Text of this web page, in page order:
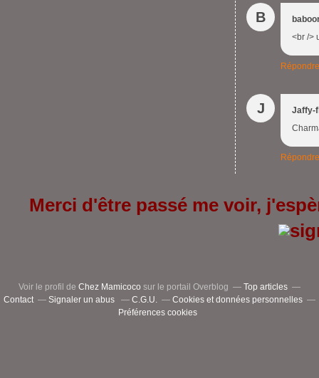
B
<br />
Répondre
J
Jaffy-
Répondre
Merci d'être passé me voir,
Voir le profil de Chez Mamicoco sur le portail Overblog
Top articles
Contact
Signaler un abus C.G.U.
Cookies et données personnelles
Préférences cookies